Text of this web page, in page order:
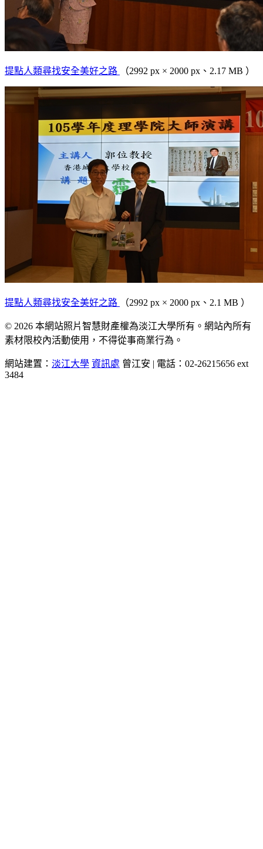
提點人類尋找安全美好之路 （2992 px × 2000 px、2.17 MB ）
提點人類尋找安全美好之路 （2992 px × 2000 px、2.1 MB ）
© 2026 本網站照片智慧財產權為淡江大學所有。網站內所有
素材限校內活動使用，不得從事商業行為。
網站建置： 淡江大學 資訊處 曾江安 | 電話：02-26215656 ext
3484